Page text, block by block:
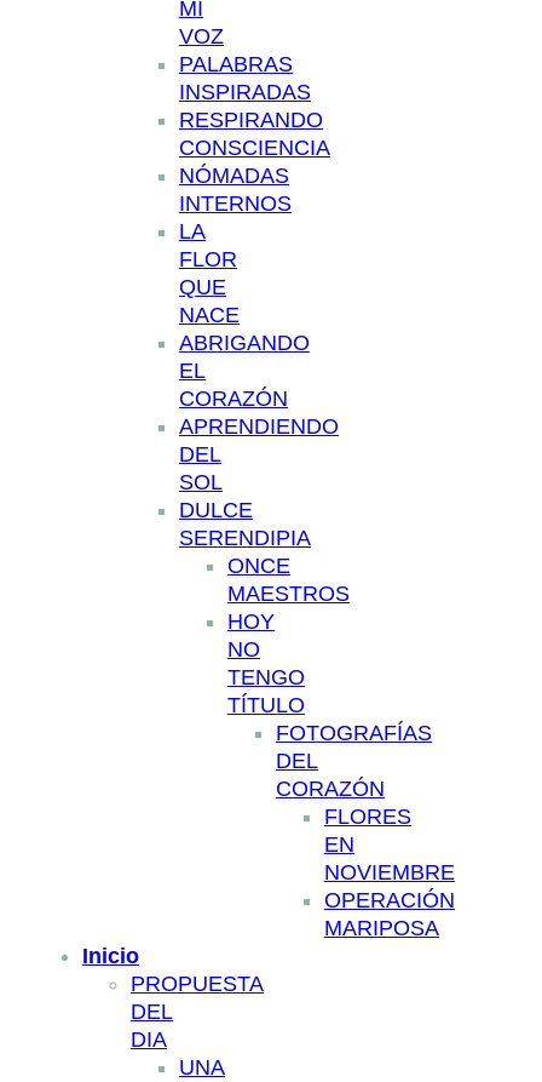
MI
VOZ
PALABRAS
INSPIRADAS
RESPIRANDO
CONSCIENCIA
NÓMADAS
INTERNOS
LA
FLOR
QUE
NACE
ABRIGANDO
EL
CORAZÓN
APRENDIENDO
DEL
SOL
DULCE
SERENDIPIA
ONCE
MAESTROS
HOY
NO
TENGO
TÍTULO
FOTOGRAFÍAS
DEL
CORAZÓN
FLORES
EN
NOVIEMBRE
OPERACIÓN
MARIPOSA
Inicio
PROPUESTA
DEL
DIA
UNA